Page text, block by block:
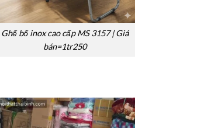
Ghế bố inox cao cấp MS 3157 | Giá
bán=1tr250